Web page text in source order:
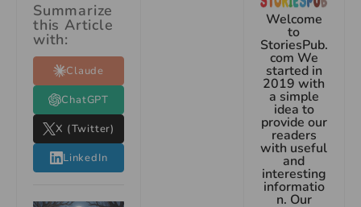
Summarize
this Article
with:
Claude
ChatGPT
X (Twitter)
LinkedIn
Welcome
to
StoriesPub.
com We
started in
2019 with
a simple
idea to
provide our
readers
with useful
and
interesting
informatio
n. Our